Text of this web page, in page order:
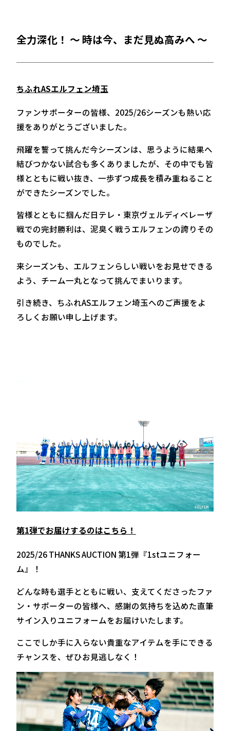
全力深化！ ～ 時は今、まだ見ぬ高みへ ～
ちふれASエルフェン埼玉
ファンサポーターの皆様、2025/26シーズンも熱い応
援をありがとうございました。
飛躍を誓って挑んだ今シーズンは、思うように結果へ
結びつかない試合も多くありましたが、その中でも皆
様とともに戦い抜き、一歩ずつ成長を積み重ねること
ができたシーズンでした。
皆様とともに掴んだ日テレ・東京ヴェルディベレーザ
戦での完封勝利は、泥臭く戦うエルフェンの誇りその
ものでした。
来シーズンも、エルフェンらしい戦いをお見せできる
よう、チーム一丸となって挑んでまいります。
引き続き、ちふれASエルフェン埼玉へのご声援をよ
ろしくお願い申し上げます。
第1弾でお届けするのはこちら！
2025/26 THANKS AUCTION 第1弾『1stユニフォー
ム』！
どんな時も選手とともに戦い、支えてくださったファ
ン・サポーターの皆様へ、感謝の気持ちを込めた直筆
サイン入りユニフォームをお届けいたします。
ここでしか手に入らない貴重なアイテムを手にできる
チャンスを、ぜひお見逃しなく！